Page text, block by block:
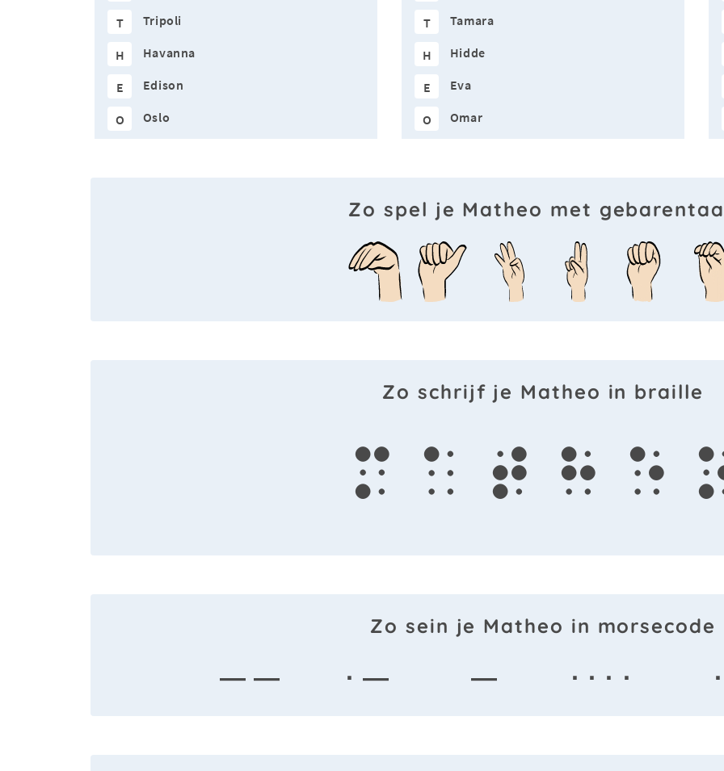
T Tripoli
H Havanna
E Edison
O Oslo
T Tamara
H Hidde
E Eva
O Omar
Zo spel je Matheo met
Zo schrijf je Matheo in braille
m a t h e
Zo sein je Matheo in morsecode
— — · — — · · · · ·